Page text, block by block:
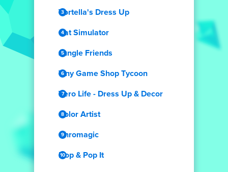
Vortella's Dress Up
Cat Simulator
Jungle Friends
Tiny Game Shop Tycoon
Vero Life - Dress Up & Decor
Color Artist
Chromagic
Hop & Pop It